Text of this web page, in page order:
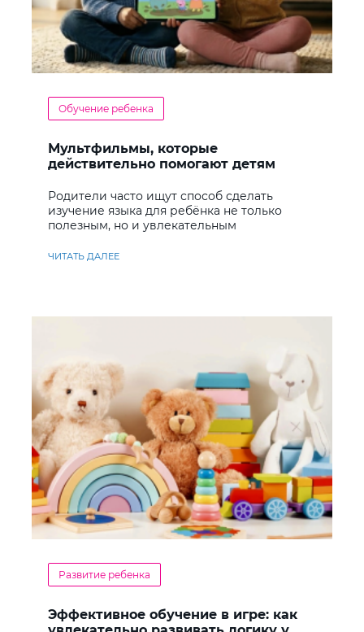
Обучение ребенка
Мультфильмы, которые
действительно помогают детям
Родители часто ищут способ сделать
изучение языка для ребёнка не только
полезным, но и увлекательным
ЧИТАТЬ ДАЛЕЕ
Развитие ребенка
Эффективное обучение в игре: как